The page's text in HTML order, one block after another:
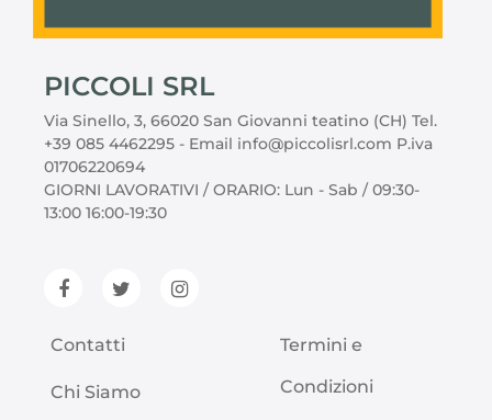
PICCOLI SRL
Via Sinello, 3, 66020 San Giovanni teatino (CH) Tel.
+39 085 4462295 - Email info@piccolisrl.com P.iva
01706220694
GIORNI LAVORATIVI / ORARIO: Lun - Sab / 09:30-
13:00 16:00-19:30
Contatti
Chi Siamo
Termini e
Condizioni